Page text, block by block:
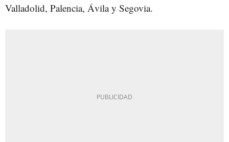
Valladolid, Palencia, Ávila y Segovia.